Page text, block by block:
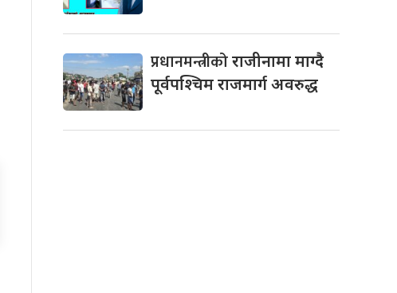
प्रधानमन्त्रीकोराजीनामा माग्दै
पूर्वपश्चिम राजमार्ग अवरुद्ध